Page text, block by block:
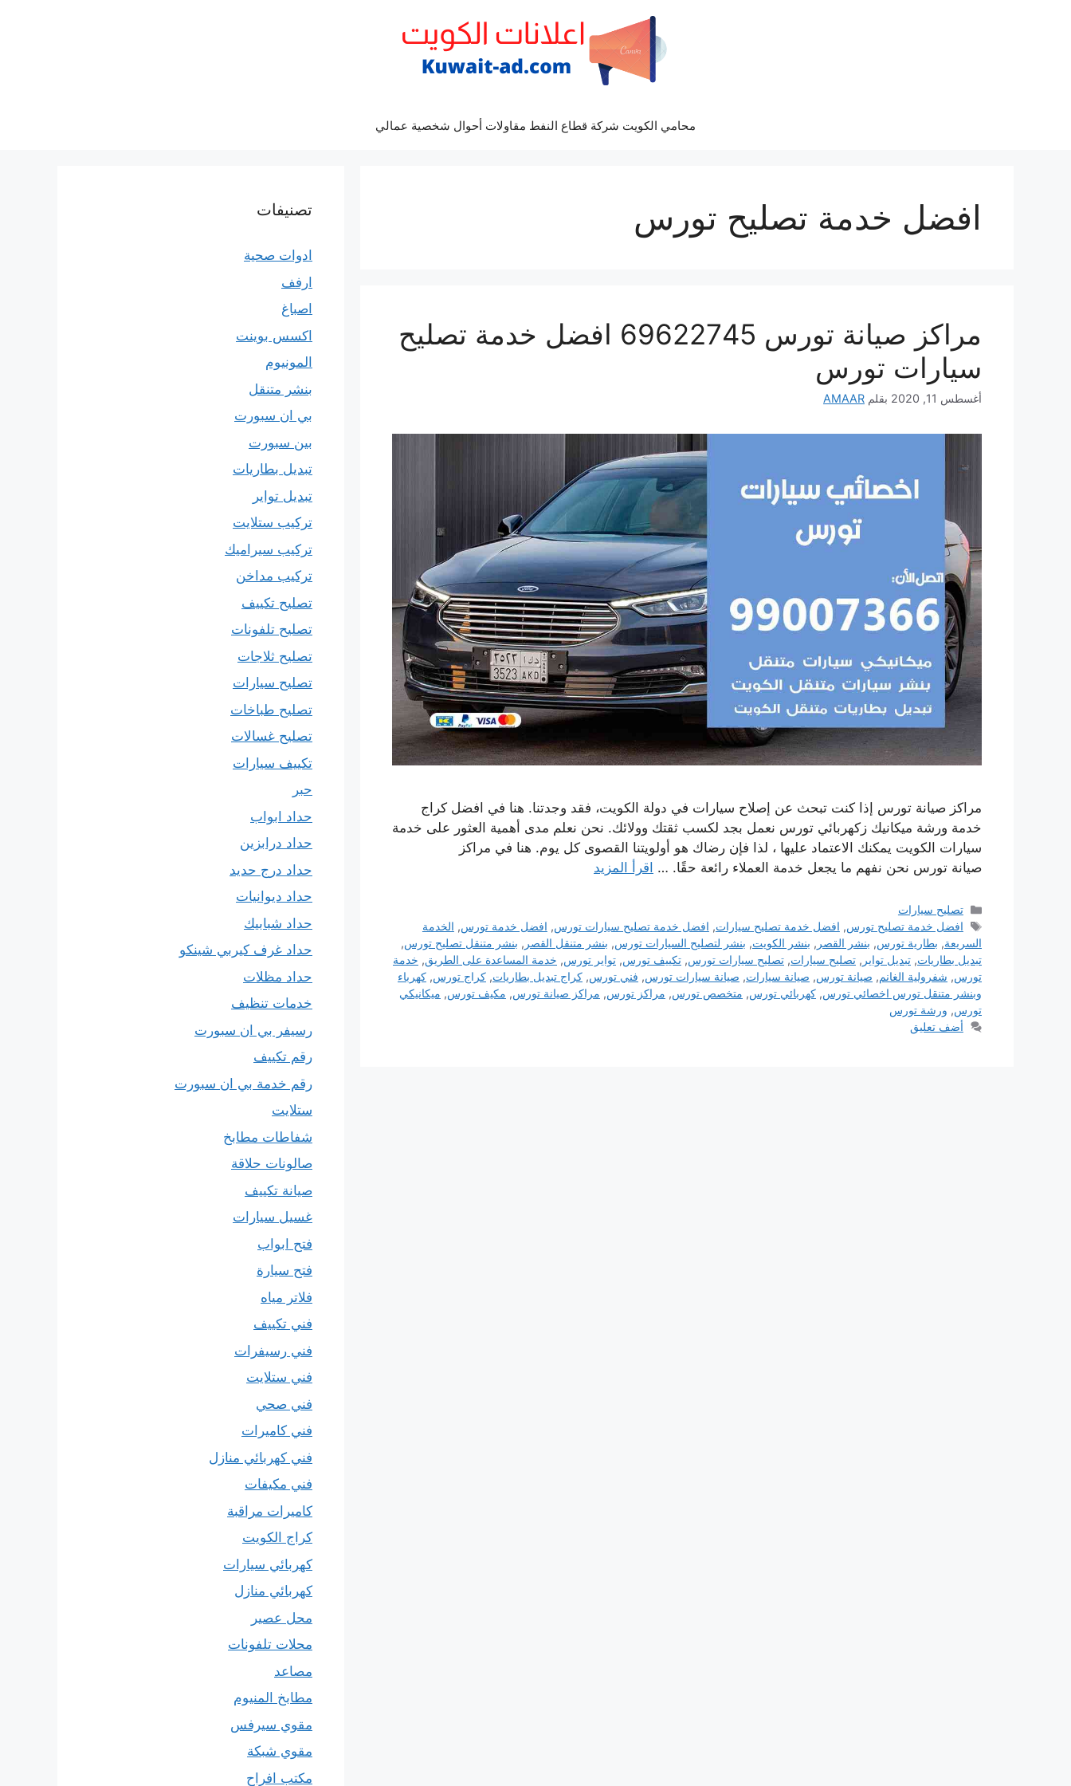
محامي الكويت شركة قطاع النفط مقاولات أحوال شخصية عمالي
افضل خدمة تصليح تورس
مراكز صيانة تورس 69622745 افضل خدمة تصليح
سيارات تورس
أغسطس 11, 2020 بقلم AMAAR
مراكز صيانة تورس إذا كنت تبحث عن إصلاح سيارات في دولة الكويت، فقد وجدتنا. هنا في افضل كراج
خدمة ورشة ميكانيك زكهربائي تورس نعمل بجد لكسب ثقتك وولائك. نحن نعلم مدى أهمية العثور على خدمة
سيارات الكويت يمكنك الاعتماد عليها ، لذا فإن رضاك ​​هو أولويتنا القصوى كل يوم. هنا في مراكز
صيانة تورس نحن نفهم ما يجعل خدمة العملاء رائعة حقًا. … اقرأ المزيد
التصنيفات
تصليح سيارات
الوسوم
افضل خدمة تصليح تورس, افضل خدمة تصليح سيارات, افضل خدمة تصليح سيارات تورس, افضل خدمة تورس, الخدمة
السريعة, بطارية تورس, بنشر القصر , بنشر الكويت, بنشر لتصليح السيارات تورس, بنشر متنقل القصر , بنشر متنقل تصليح تورس,
تبديل بطاريات, تبديل تواير , تصليح سيارات, تصليح سيارات تورس, تكييف تورس, تواير تورس, خدمة المساعدة على الطريق, خدمة
تورس, شفرولية الغانم, صيانة تورس, صيانة سيارات, صيانة سيارات تورس, فني تورس, كراج تبديل بطاريات, كراج تورس, كهرباء
وبنشر متنقل تورس اخصائي تورس, كهربائي تورس, متخصص تورس, مراكز تورس, مراكز صيانة تورس, مكيف تورس, ميكانيكي
تورس, ورشة تورس
أضف تعليق
تصنيفات
ادوات صحية
ارفف
اصباغ
اكسس بوينت
المونيوم
بنشر متنقل
بي ان سبورت
بين سبورت
تبديل بطاريات
تبديل تواير
تركيب ستلايت
تركيب سيراميك
تركيب مداخن
تصليح تكييف
تصليح تلفونات
تصليح ثلاجات
تصليح سيارات
تصليح طباخات
تصليح غسالات
تكييف سيارات
حبر
حداد ابواب
حداد درابزين
حداد درج حديد
حداد ديوانيات
حداد شبابيك
حداد غرف كيربي شينكو
حداد مظلات
خدمات تنظيف
رسيفر بي ان سبورت
رقم تكييف
رقم خدمة بي ان سبورت
ستلايت
شفاطات مطابخ
صالونات حلاقة
صيانة تكييف
غسيل سيارات
فتح ابواب
فتح سيارة
فلاتر مياه
فني تكييف
فني رسيفرات
فني ستلايت
فني صحي
فني كاميرات
فني كهربائي منازل
فني مكيفات
كاميرات مراقبة
كراج الكويت
كهربائي سيارات
كهربائي منازل
محل عصير
محلات تلفونات
مصاعد
مطابخ المنيوم
مقوي سيرفس
مقوي شبكة
مكتب افراح